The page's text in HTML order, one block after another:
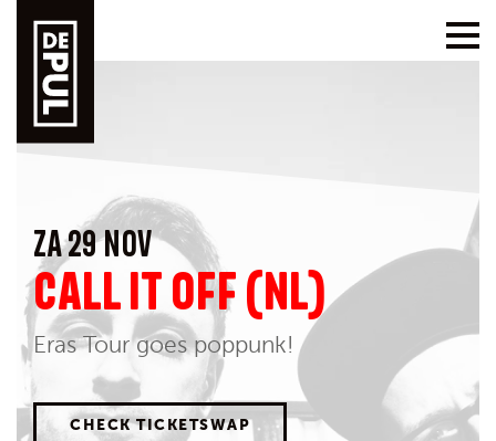
ZA 29 NOV
CALL IT OFF (NL)
Eras Tour goes poppunk!
CHECK TICKETSWAP